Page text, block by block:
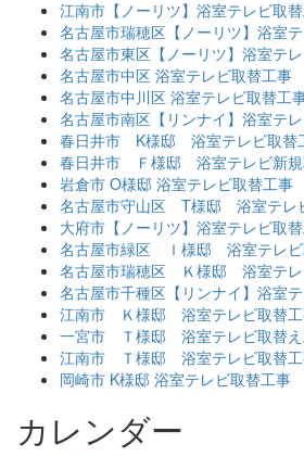
江南市【ノーリツ】浴室テレビ取
名古屋市瑞穂区【ノーリツ】浴室
名古屋市東区【ノーリツ】浴室テ
名古屋市中区 浴室テレビ取替工事
名古屋市中川区 浴室テレビ取替工
名古屋市南区【リンナイ】浴室テ
春日井市 K様邸 浴室テレビ取替
春日井市 Ｆ様邸 浴室テレビ新規
岩倉市 O様邸 浴室テレビ取替工事
名古屋市守山区 T様邸 浴室テレ
大府市【ノーリツ】浴室テレビ取
名古屋市緑区 Ｉ様邸 浴室テレビ
名古屋市瑞穂区 Ｋ様邸 浴室テレ
名古屋市千種区【リンナイ】浴室
江南市 Ｋ様邸 浴室テレビ取替
一宮市 Ｔ様邸 浴室テレビ取替
江南市 Ｔ様邸 浴室テレビ取替
岡崎市 K様邸 浴室テレビ取替工事
カレンダー